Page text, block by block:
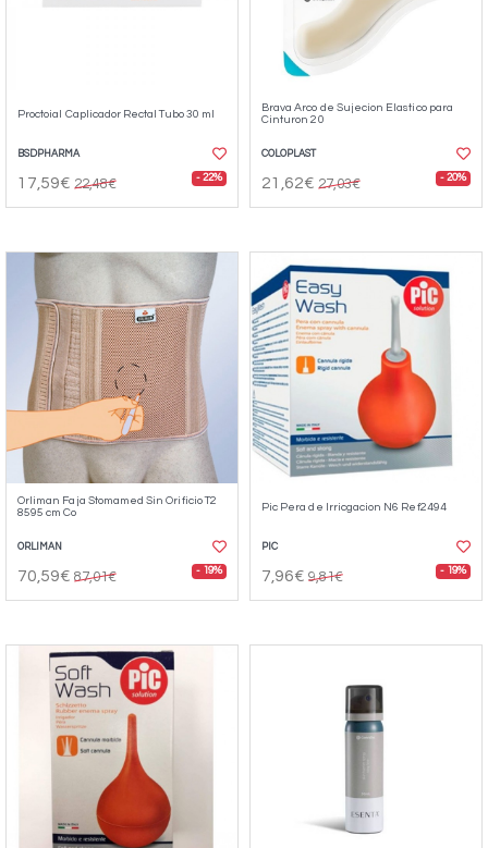
Proctoial Caplicador Rectal Tubo 30 ml
BSDPHARMA
17,59€ 22,48€ - 22%
Brava Arco de Sujecion Elastico para
Cinturon 20
COLOPLAST
21,62€ 27,03€ - 20%
Orliman Faja Stomamed Sin Orificio T2
8595 cm Co
ORLIMAN
70,59€ 87,01€ - 19%
Pic Pera de Irricgacion N6 Ref2494
PIC
7,96€ 9,81€ - 19%